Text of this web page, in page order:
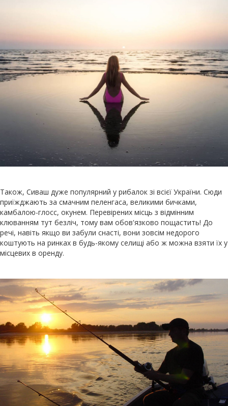
Також, Сиваш дуже популярний у рибалок зі всієї України. Сюди
приїжджають за смачним пеленгаса, великими бичками,
камбалою-глосс, окунем. Перевірених місць з відмінним
клюванням тут безліч, тому вам обов'язково пощастить! До
речі, навіть якщо ви забули снасті, вони зовсім недорого
коштують на ринках в будь-якому селищі або ж можна взяти їх у
місцевих в оренду.